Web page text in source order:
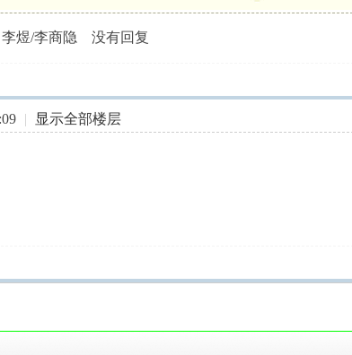
李煜/李商隐 没有回复
| 显示全部楼层